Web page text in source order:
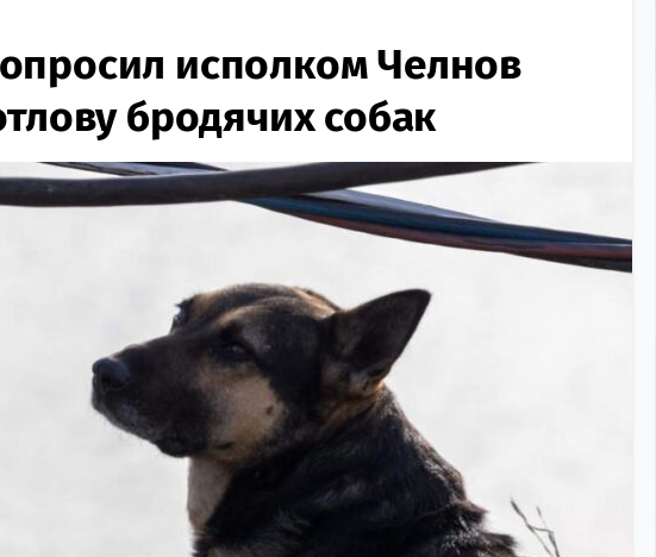
исполком Челнов
бродячих собак